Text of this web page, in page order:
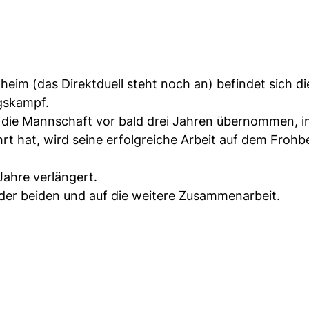
(das Direktduell steht noch an) befindet sich
Mannschaft vor bald drei Jahren übernommen,
hat, wird seine erfolgreiche Arbeit auf dem
verlängert.
beiden und auf die weitere Zusammenarbeit.